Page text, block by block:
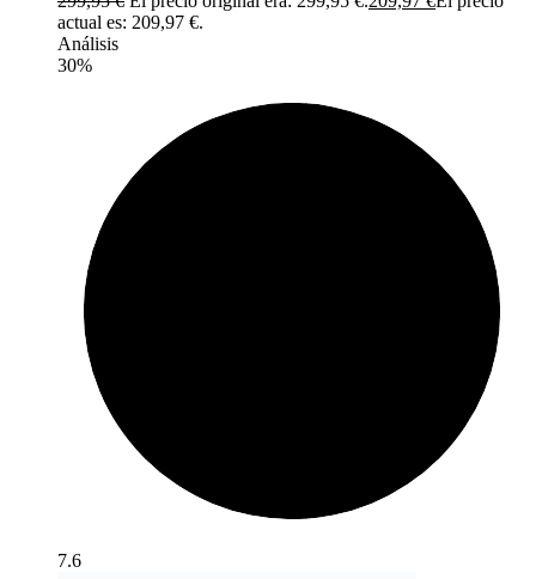
actual es: 209,97 €.
Análisis
30%
7.6